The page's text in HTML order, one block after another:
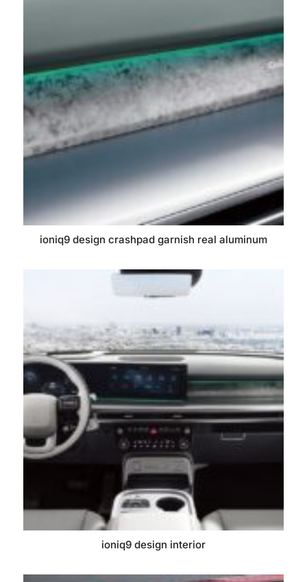
ioniq9 design crashpad garnish real aluminum
ioniq9 design interior